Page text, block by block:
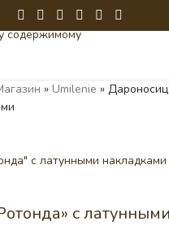
содержимому
» Umilenie »
увеличить
с латунными